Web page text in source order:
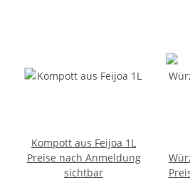
Kompott aus Feijoa 1L
Preise nach Anmeldung
sichtbar